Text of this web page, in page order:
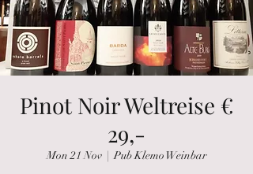
Pinot Noir Weltreise €
29,-
Mon 21 Nov
  |
Pub Klemo Weinbar